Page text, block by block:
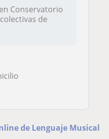
Conservatorio
de
de Lenguaje Musical